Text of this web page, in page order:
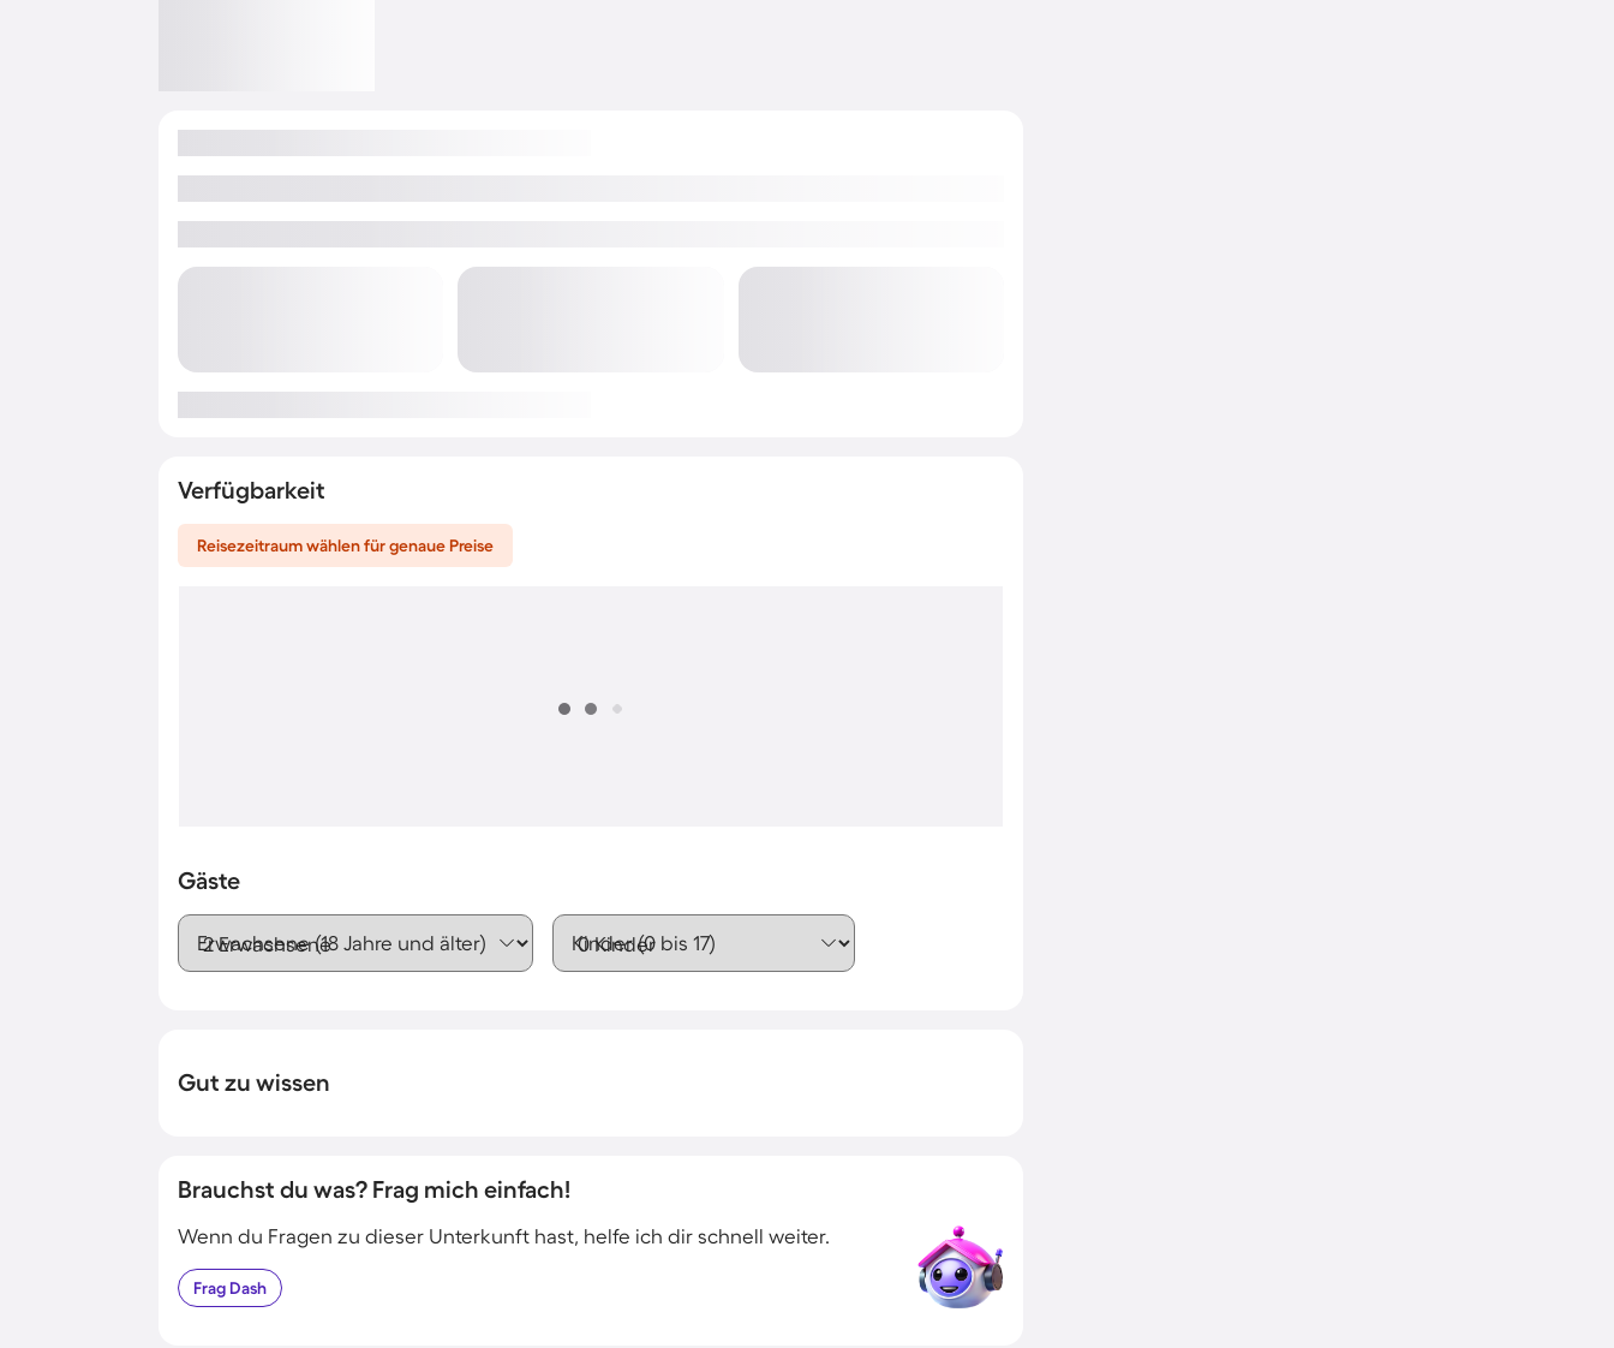
Verfügbarkeit
Reisezeitraum wählen für genaue Preise
Gäste
Erwachsene (18 Jahre und älter) Kinder (0 bis 17)
Gut zu wissen
Brauchst du was? Frag mich einfach!
Wenn du Fragen zu dieser Unterkunft hast, helfe ich dir schnell weiter.
FragDash